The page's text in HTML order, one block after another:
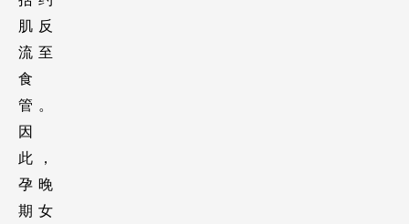
肌反
流至
食
管。
因
此，
孕晚
期女